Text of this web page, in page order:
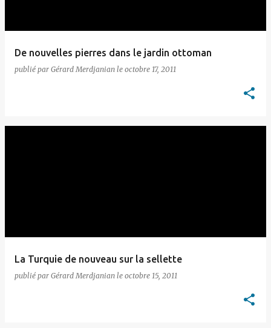
De nouvelles pierres dans le jardin ottoman
publié par Gérard Merdjanian le octobre 17, 2011
La Turquie de nouveau sur la sellette
publié par Gérard Merdjanian le octobre 15, 2011